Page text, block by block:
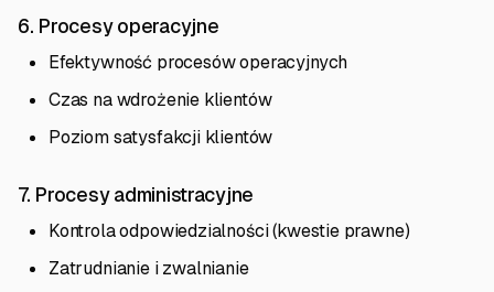
6. Procesy operacyjne
Efektywność procesów operacyjnych
Czas na wdrożenie klientów
Poziom satysfakcji klientów
7. Procesy administracyjne
Kontrola odpowiedzialności (kwestie prawne)
Zatrudnianie i zwalnianie